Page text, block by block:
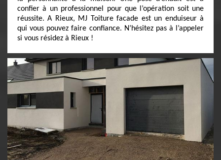
confier à un professionnel pour que l’opération soit une
réussite. A Rieux, MJ Toiture facade est un enduiseur à
qui vous pouvez faire confiance. N’hésitez pas à l’appeler
si vous résidez à Rieux !